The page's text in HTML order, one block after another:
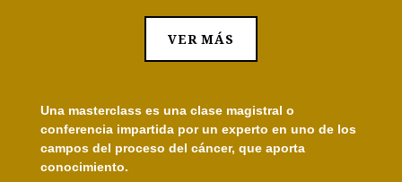
VER MÁS
Una masterclass es una clase magistral o
conferencia impartida por un experto en uno de los
campos del proceso del cáncer, que aporta
conocimiento.